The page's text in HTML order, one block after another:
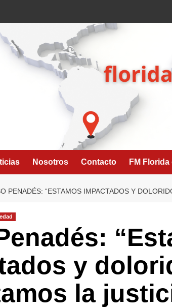
Nosotros Contacto FM
PENADÉS: “ESTAMOS IMPACTADOS Y
y
la